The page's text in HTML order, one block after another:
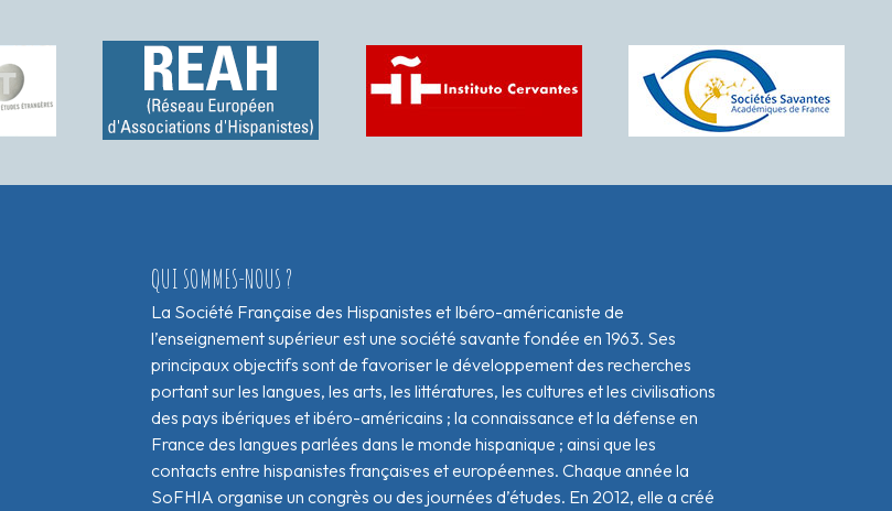
QUI SOMMES-NOUS ?
La Société Française des Hispanistes et Ibéro-américaniste de
l’enseignement supérieur est une société savante fondée en 1963. Ses
principaux objectifs sont de favoriser le développement des recherches
portant sur les langues, les arts, les littératures, les cultures et les civilisations
des pays ibériques et ibéro-américains ; la connaissance et la défense en
France des langues parlées dans le monde hispanique ; ainsi que les
contacts entre hispanistes français·es et européen·nes. Chaque année la
SoFHIA organise un congrès ou des journées d’études. En 2012, elle a créé